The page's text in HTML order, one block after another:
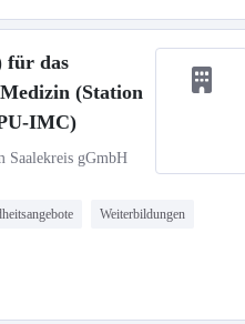
für das
(Station
IMC)
Saalekreis gGmbH
Weiterbildungen